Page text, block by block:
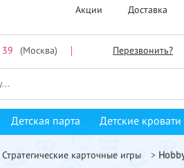
Акции Доставка
39 (Москва) Перезвонить?
Детская парта Детские кровати
Стратегические карточные игры >